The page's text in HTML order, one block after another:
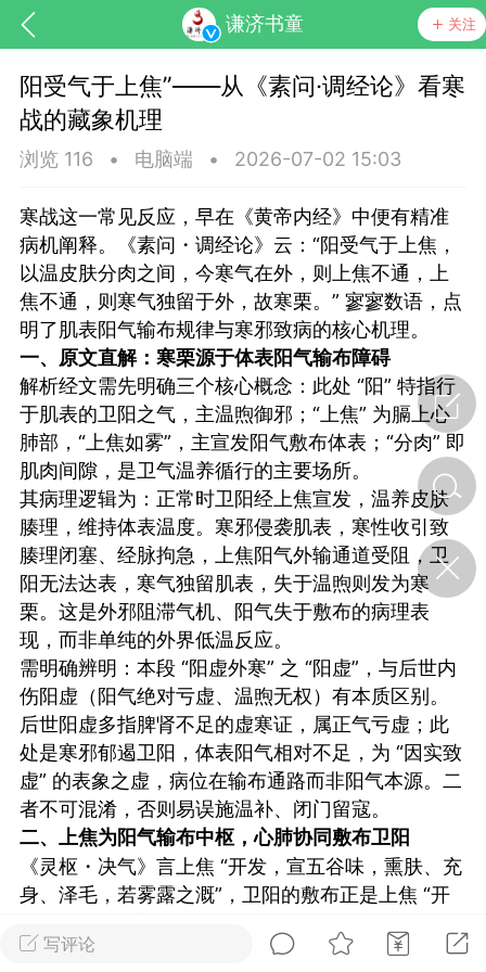
谦济书童 关注
，华夏中医人：家门口的中医人！
节气气象
·特急预警】关
节返乡期间“闪
急提示
0
问答
如何购买【理肺清瘟膏】
【养正护络膏】？
小海（HAi） 2
容平，顺时收
精气
0
谷气行、营卫通：内经视角
写评论
阳受气于上焦”——从《素问·调经论》看寒
战的藏象机理
浏览 116 • 电脑端 • 2026-07-02 15:03
寒战这一常见反应，早在《黄帝内经》中便有精准
病机阐释。《素问・调经论》云：“阳受气于上焦，
以温皮肤分肉之间，今寒气在外，则上焦不通，上
焦不通，则寒气独留于外，故寒栗。” 寥寥数语，点
明了肌表阳气输布规律与寒邪致病的核心机理。
一、原文直解：寒栗源于体表阳气输布障碍
解析经文需先明确三个核心概念：此处 “阳” 特指行
于肌表的卫阳之气，主温煦御邪；“上焦” 为膈上心
肺部，“上焦如雾”，主宣发阳气敷布体表；“分肉” 即
肌肉间隙，是卫气温养循行的主要场所。
其病理逻辑为：正常时卫阳经上焦宣发，温养皮肤
腠理，维持体表温度。寒邪侵袭肌表，寒性收引致
腠理闭塞、经脉拘急，上焦阳气外输通道受阻，卫
阳无法达表，寒气独留肌表，失于温煦则发为寒
栗。这是外邪阻滞气机、阳气失于敷布的病理表
现，而非单纯的外界低温反应。
需明确辨明：本段 “阳虚外寒” 之 “阳虚”，与后世内
伤阳虚（阳气绝对亏虚、温煦无权）有本质区别。
后世阳虚多指脾肾不足的虚寒证，属正气亏虚；此
处是寒邪郁遏卫阳，体表阳气相对不足，为 “因实致
虚” 的表象之虚，病位在输布通路而非阳气本源。二
者不可混淆，否则易误施温补、闭门留寇。
二、上焦为阳气输布中枢，心肺协同敷布卫阳
《灵枢・决气》言上焦 “开发，宣五谷味，熏肤、充
身、泽毛，若雾露之溉”，卫阳的敷布正是上焦 “开
从卫气完整运行链条看，其根于下焦肾阳，化生于